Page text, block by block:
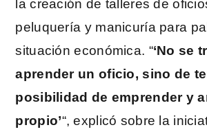
la creación de talleres de
peluquería y manicuría para
situación económica. “‘No se
aprender un oficio, sino de
posibilidad de emprender y
propio’“, explicó sobre la